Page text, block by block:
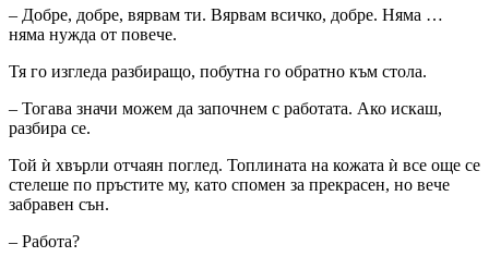
– Добре, добре, вярвам ти. Вярвам всичко, добре. Няма …
няма нужда от повече.
Тя го изгледа разбиращо, побутна го обратно към стола.
– Тогава значи можем да започнем с работата. Ако искаш,
разбира се.
Той ѝ хвърли отчаян поглед. Топлината на кожата ѝ все още се
стелеше по пръстите му, като спомен за прекрасен, но вече
забравен сън.
– Работа?